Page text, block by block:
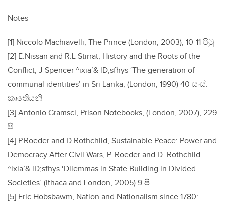
Notes
[1] Niccolo Machiavelli, The Prince (London, 2003), 10-11 පිටු
[2] E.Nissan and R.L Stirrat, History and the Roots of the
Conflict, J Spencer ^ixia’& lD;sfhys ‘The generation of
communal identities’ in Sri Lanka, (London, 1990) 40 සංස්.
කෘතිෙයනි
[3] Antonio Gramsci, Prison Notebooks, (London, 2007), 229
පි
[4] P.Roeder and D Rothchild, Sustainable Peace: Power and
Democracy After Civil Wars, P. Roeder and D. Rothchild
^ixia’& lD;sfhys ‘Dilemmas in State Building in Divided
Societies’ (Ithaca and London, 2005) 9 පි
[5] Eric Hobsbawm, Nation and Nationalism since 1780: